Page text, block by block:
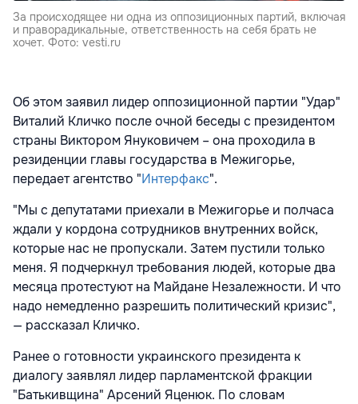
За происходящее ни одна из оппозиционных партий, включая
и праворадикальные, ответственность на себя брать не
хочет. Фото: vesti.ru
Об этом заявил лидер оппозиционной партии "Удар"
Виталий Кличко послеочной беседы с президентом
страны Виктором Януковичем – она проходила в
резиденции главы государства в Межигорье,
передает агентство "Интерфакс".
"Мы с депутатами приехали в Межигорье и полчаса
ждали у кордона сотрудников внутренних войск,
которые нас не пропускали. Затем пустили только
меня. Я подчеркнул требования людей, которые два
месяца протестуют на Майдане Незалежности. И что
надо немедленно разрешить политический кризис",
— рассказал Кличко.
Ранее о готовности украинского президента к
диалогу заявлял лидер парламентской фракции
"Батькивщина" Арсений Яценюк. По словам